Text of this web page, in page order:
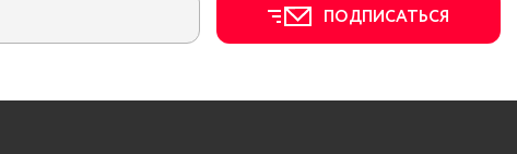
ПОДПИСАТЬСЯ